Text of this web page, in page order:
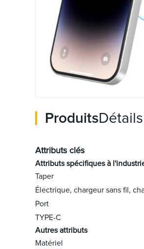
ProduitsDétails
Attributs clés
Attributs spécifiques à
Taper
Électrique, chargeur sans fil,
Port
TYPE-C
Autres attributs
Matériel